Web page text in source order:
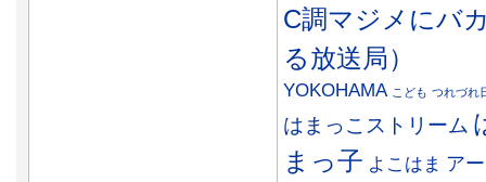
C調マジメにバ
る放送局）
YOKOHAMA こども つれづれ
はまっこストリーム
まっ子 よこはま ア